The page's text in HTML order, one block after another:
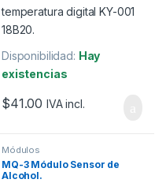
Disponibilidad: Hay
existencias
$41.00 IVA incl.
Módulos
MQ-3 Módulo Sensor de
Alcohol.